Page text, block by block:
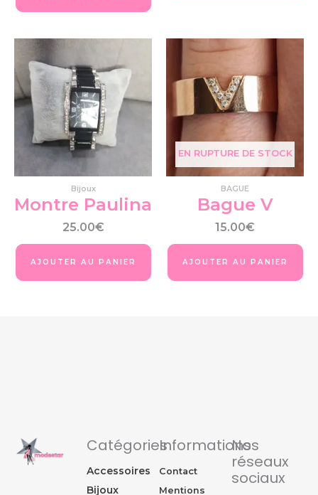
Bijoux
Montre Paulina
25.00€
AJOUTER AU PANIER
EN RUPTURE DE STOCK
BAGUE
Bague V
15.00€
AJOUTER AU PANIER
Catégories
Accessoires
Bijoux
Informations
Contact
Mentions
Nos
réseaux
sociaux